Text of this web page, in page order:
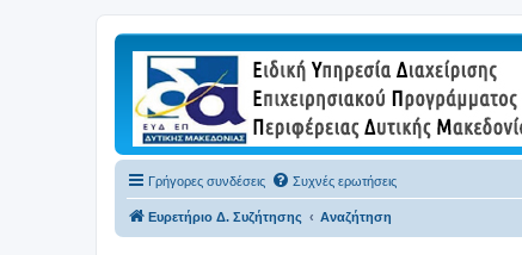
Γρήγορες συνδέσεις Συχνές ερωτήσεις
Ευρετήριο Δ. Συζήτησης Αναζήτηση